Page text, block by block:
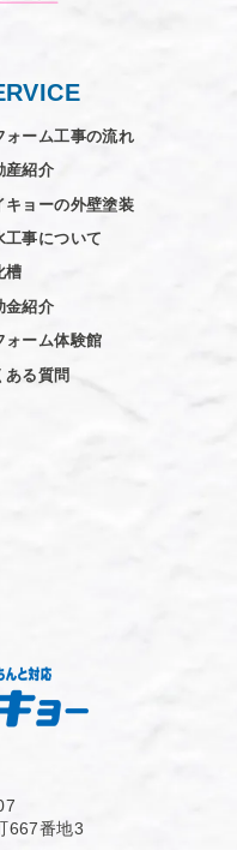
ォーム工事の流れ
産紹介
キョーの外壁塗装
工事について
槽
金紹介
ォーム体験館
ある質問
667番地3